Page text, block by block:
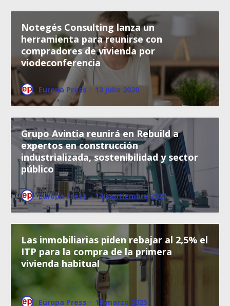
Notegés Consulting lanza un
herramienta para reunirse con
compradores de vivienda por
viodeconferencia
Europa Press · 13 julio 2020
Grupo Avintia reunirá en Rebuild a
expertos en construcción
industrializada, sostenibilidad y sector
público
Europa Press · 14 septiembre 2021
Las inmobiliarias piden rebajar al 2,5% el
ITP para la compra de la primera
vivienda habitual
Europa Press · 18 marzo 2025